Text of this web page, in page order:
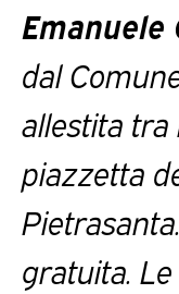
Emanuele
dal
allestita tra
piazzetta
gratuita.